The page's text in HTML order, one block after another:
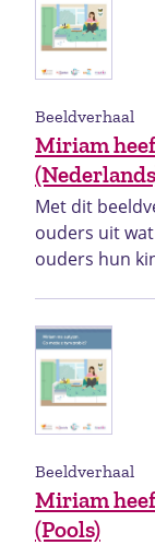
Miriam
Beeldverhaal
Met dit
ouders uit
ouders hun
Miriam
(Pools)
Beeldverhaal